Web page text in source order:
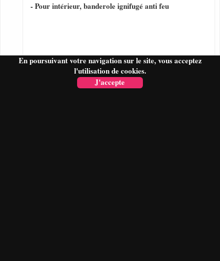
En poursuivant votre navigation sur le site, vous acceptez
l'utilisation de cookies.
J'accepte
- Pour intérieur, banderole ignifugé anti feu